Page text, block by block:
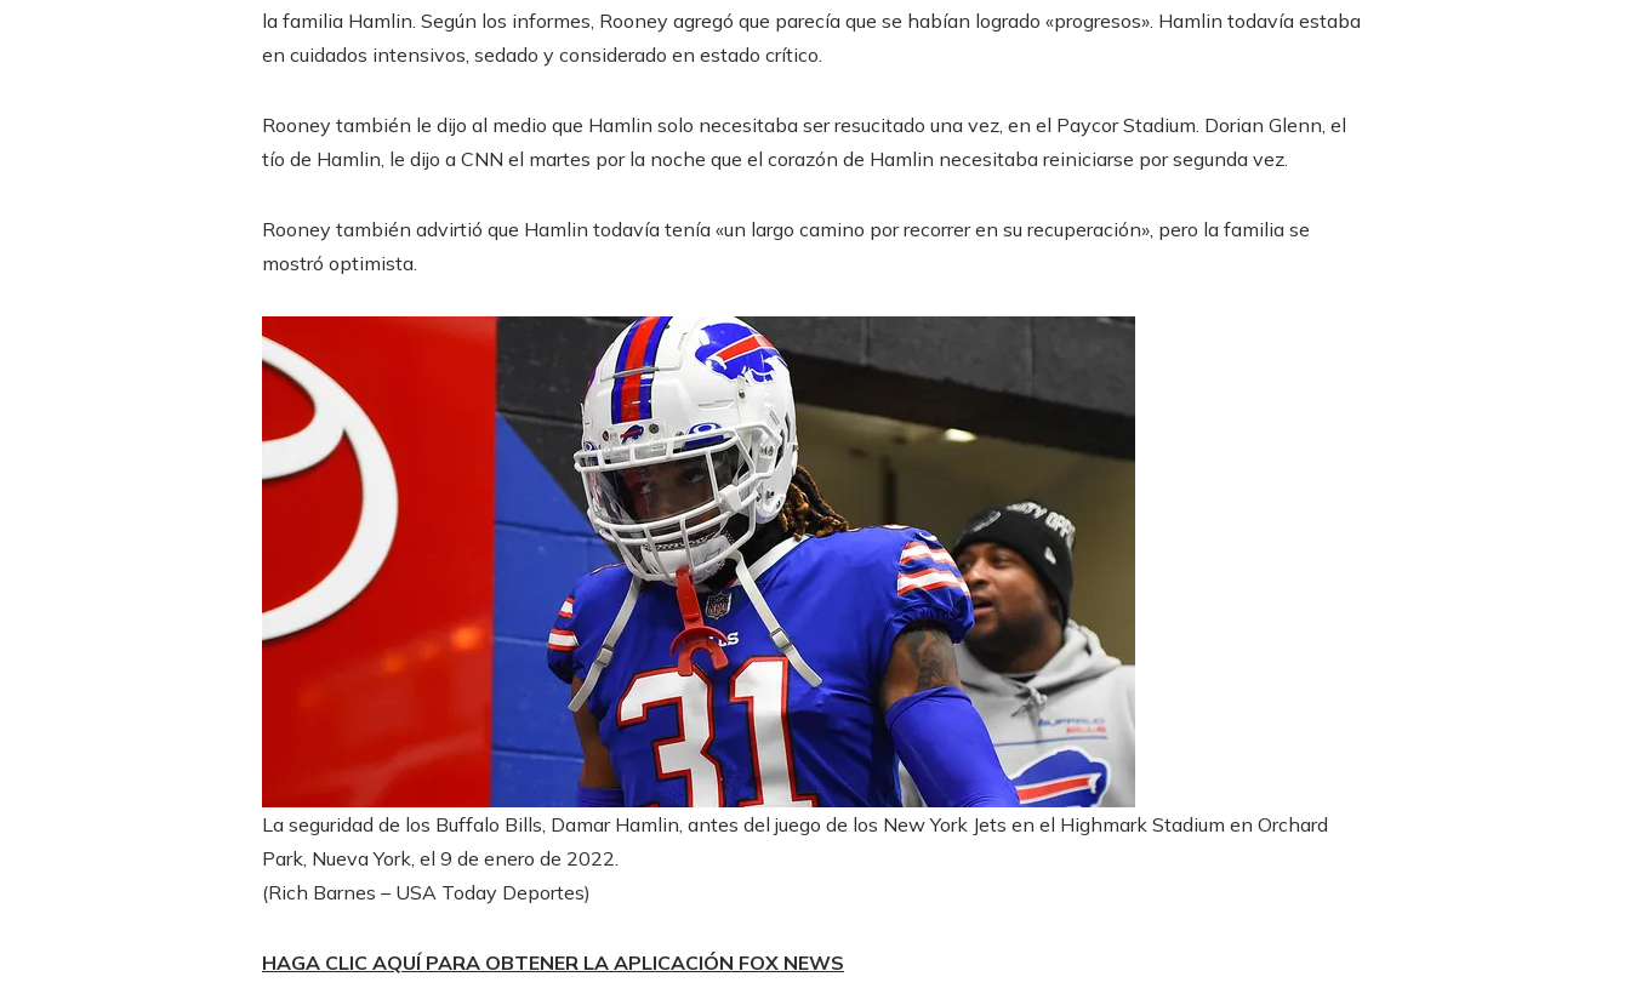
la familia Hamlin. Según los informes, Rooney agregó que parecía que se habían logrado «progresos». Hamlin todavía estaba
en cuidados intensivos, sedado y considerado en estado crítico.
Rooney también le dijo al medio que Hamlin solo necesitaba ser resucitado una vez, en el Paycor Stadium. Dorian Glenn, el
tío de Hamlin, le dijo a CNN el martes por la noche que el corazón de Hamlin necesitaba reiniciarse por segunda vez.
Rooney también advirtió que Hamlin todavía tenía «un largo camino por recorrer en su recuperación», pero la familia se
mostró optimista.
La seguridad de los Buffalo Bills, Damar Hamlin, antes del juego de los New York Jets en el Highmark Stadium en Orchard
Park, Nueva York, el 9 de enero de 2022.
(Rich Barnes – USA Today Deportes)
HAGA CLIC AQUÍ PARA OBTENER LA APLICACIÓN FOX NEWS